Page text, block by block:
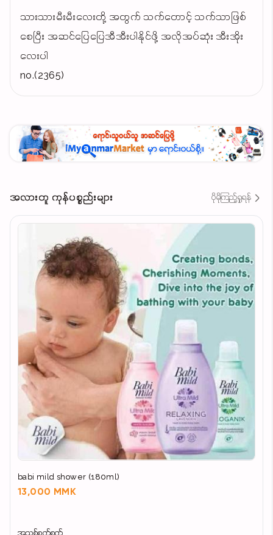
သားသားမီးမီးလေးတို့ အတွက် သက်တောင့် သက်သာဖြစ်
စေပြီး အဆင်ပြေပြေအီအီးပါနိုင်ဖို့ အလိုအပ်ဆုံး အီးအိုး
လေးပါ
no.(2365)
အလားတူ ကုန်ပစ္စည်းများ ပိုမိုကြည့်ရှုရန်
babi mild shower (180ml)
13,000 MMK